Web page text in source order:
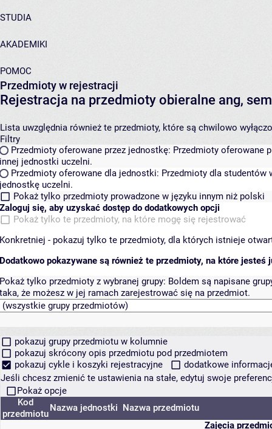
STUDIA
AKADEMIKI
POMOC
Przedmioty w rejestracji
Rejestracja na przedmioty obieralne ang,
Lista uwzględnia również te przedmioty, które są chwilowo
Filtry
Przedmioty oferowane przez jednostkę: Przedmioty oferowane
innej jednostki uczelni.
Przedmioty oferowane dla jednostki: Przedmioty dla studentów
jednostkę uczelni.
Pokaż tylko przedmioty prowadzone w języku innym niż polski
Zaloguj się, aby uzyskać dostęp do dodatkowych opcji
Pokaż tylko te przedmioty, na które mogę się rejestrować
Konkretniej - pokazuj tylko te przedmioty, dla których istnieje
Dodatkowo pokazywane są również te przedmioty, na które jesteś
Pokaż tylko przedmioty z wybranej grupy: Boldem są napisane
taka, że możesz w jej ramach zarejestrować się na przedmiot.
pokazuj grupy przedmiotu w kolumnie
pokazuj skrócony opis przedmiotu pod przedmiotem
pokazuj cykle i koszyki rejestracyjne
dodatkowe
Jeśli chcesz zmienić te ustawienia na stałe, edytuj swoje
Pokaż opcje
Kod
przedmiotu
Nazwa jednostki Nazwa przedmiotu
Zajęcia